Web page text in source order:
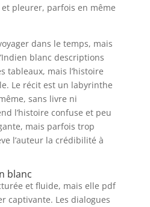
pleurer, parfois en même
dans le temps, mais
blanc descriptions
tableaux, mais l’histoire
Le récit est un labyrinthe
sans livre ni
l’histoire confuse et peu
mais parfois trop
l’auteur la crédibilité à
blanc
et fluide, mais elle pdf
captivante. Les dialogues